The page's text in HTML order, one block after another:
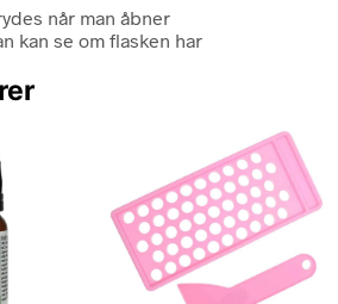
når man åbner
kan se om flasken har